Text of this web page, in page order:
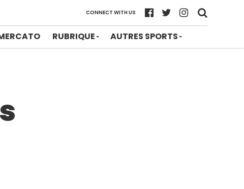
CONNECT WITH US
RUBRIQUE AUTRES SPORTS